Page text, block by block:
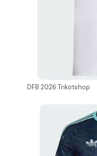
DFB 2026 Trikotshop